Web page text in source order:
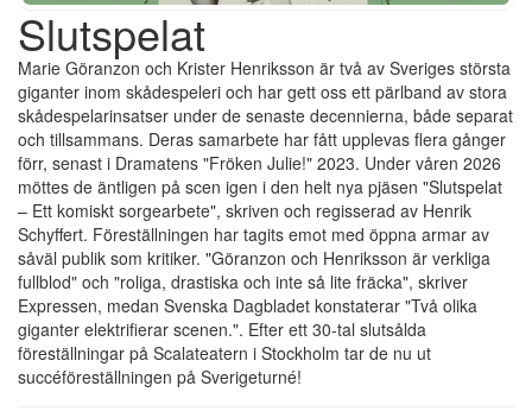
Slutspelat
Marie Göranzon och Krister Henriksson är två av Sveriges största
giganter inom skådespeleri och har gett oss ett pärlband av stora
skådespelarinsatser under de senaste decennierna, både separat
och tillsammans. Deras samarbete har fått upplevas flera gånger
förr, senast i Dramatens "Fröken Julie!" 2023. Under våren 2026
möttes de äntligen på scen igen i den helt nya pjäsen "Slutspelat
– Ett komiskt sorgearbete", skriven och regisserad av Henrik
Schyffert. Föreställningen har tagits emot med öppna armar av
såväl publik som kritiker. "Göranzon och Henriksson är verkliga
fullblod" och "roliga, drastiska och inte så lite fräcka", skriver
Expressen, medan Svenska Dagbladet konstaterar "Två olika
giganter elektrifierar scenen.". Efter ett 30-tal slutsålda
föreställningar på Scalateatern i Stockholm tar de nu ut
succéföreställningen på Sverigeturné!